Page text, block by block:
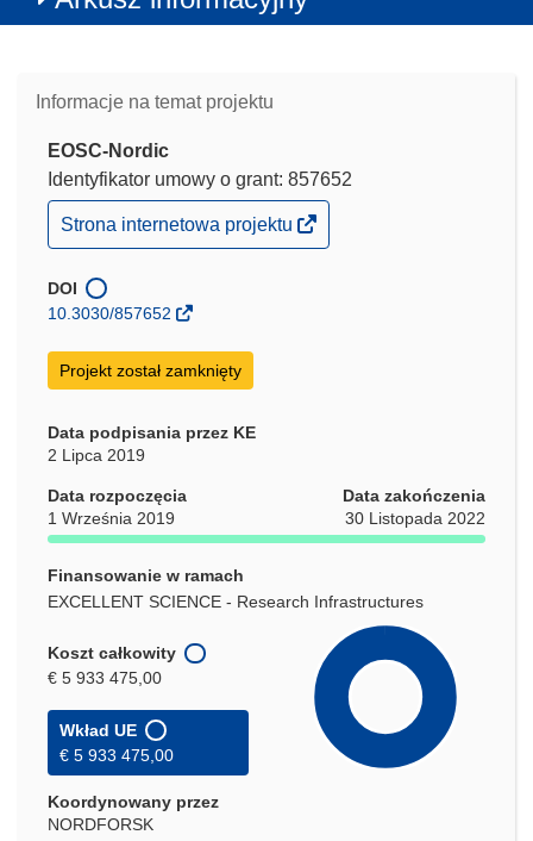
Informacje na temat projektu
EOSC-Nordic
Identyfikator umowy o grant: 857652
(odnośnik
otworzy
w
nowym
Strona internetowa projektu
DOI
10.3030/857652
Projekt został zamknięty
Data podpisania przez KE
2 Lipca 2019
Data rozpoczęcia
1 Września 2019
Data zakończenia
30 Listopada 2022
Finansowanie w ramach
EXCELLENT SCIENCE - Research Infrastructures
Koszt całkowity
€ 5 933 475,00
Wkład UE
€ 5 933 475,00
Koordynowany przez
NORDFORSK